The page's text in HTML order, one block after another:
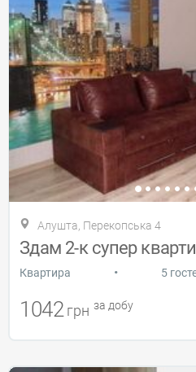
Алушта, Перекопська 4
Здам 2-к супер
Квартира • 5
1042 грн за добу